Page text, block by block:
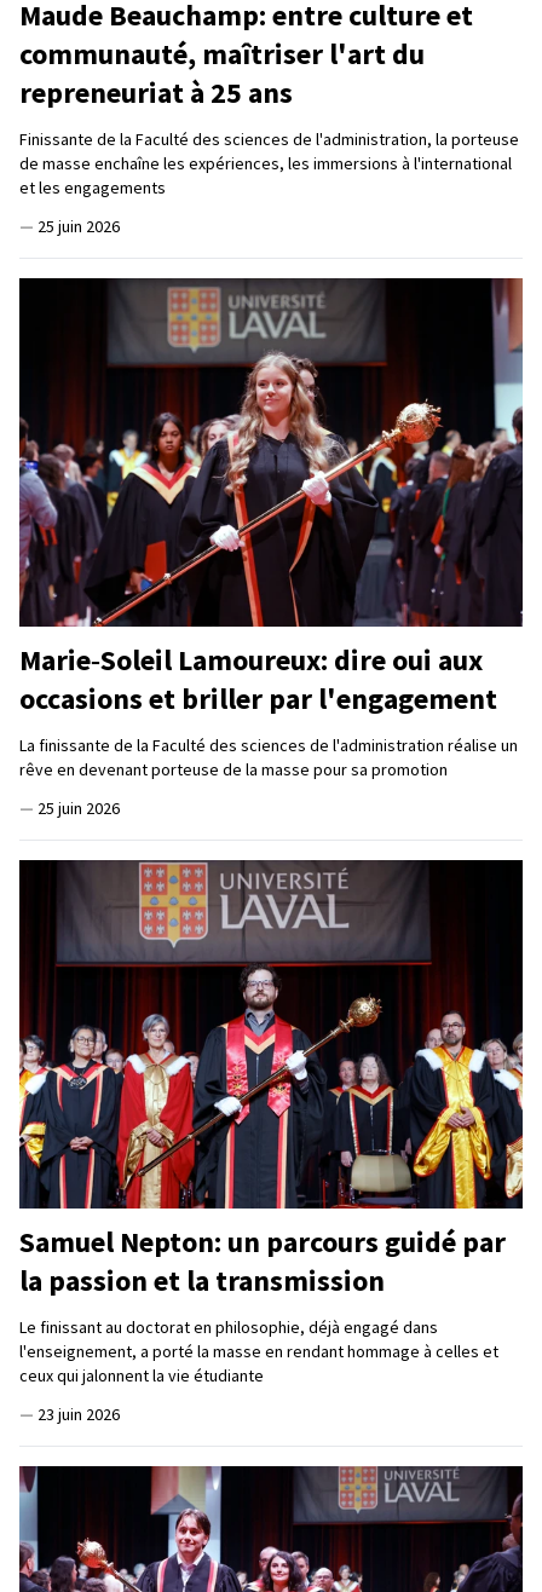
Maude Beauchamp: entre culture et
communauté, maîtriser l'art du
repreneuriat à 25 ans
Finissante de la Faculté des sciences de l'administration, la porteuse
de masse enchaîne les expériences, les immersions à l'international
et les engagements
— 25 juin 2026
Marie‑Soleil Lamoureux: dire oui aux
occasions et briller par l'engagement
La finissante de la Faculté des sciences de l'administration réalise un
rêve en devenant porteuse de la masse pour sa promotion
— 25 juin 2026
Samuel Nepton: un parcours guidé par
la passion et la transmission
Le finissant au doctorat en philosophie, déjà engagé dans
l'enseignement, a porté la masse en rendant hommage à celles et
ceux qui jalonnent la vie étudiante
— 23 juin 2026